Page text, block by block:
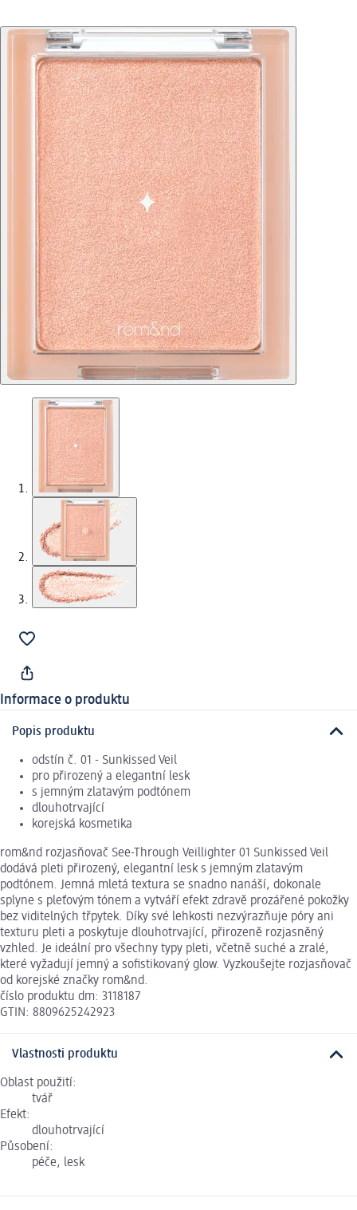
Informace o produktu
Popis produktu
odstín č. 01 - Sunkissed Veil
pro přirozený a elegantní lesk
s jemným zlatavým podtónem
dlouhotrvající
korejská kosmetika
rom&nd rozjasňovač See-Through Veillighter 01 Sunkissed Veil
dodává pleti přirozený, elegantní lesk s jemným zlatavým
podtónem. Jemná mletá textura se snadno nanáší, dokonale
splyne s pleťovým tónem a vytváří efekt zdravě prozářené pokožky
bez viditelných třpytek. Díky své lehkosti nezvýrazňuje póry ani
texturu pleti a poskytuje dlouhotrvající, přirozeně rozjasněný
vzhled. Je ideální pro všechny typy pleti, včetně suché a zralé,
které vyžadují jemný a sofistikovaný glow. Vyzkoušejte rozjasňovač
od korejské značky rom&nd.
číslo produktu dm: 3118187
GTIN: 8809625242923
Vlastnosti produktu
Oblast použití:
tvář
Efekt:
dlouhotrvající
Působení:
péče, lesk